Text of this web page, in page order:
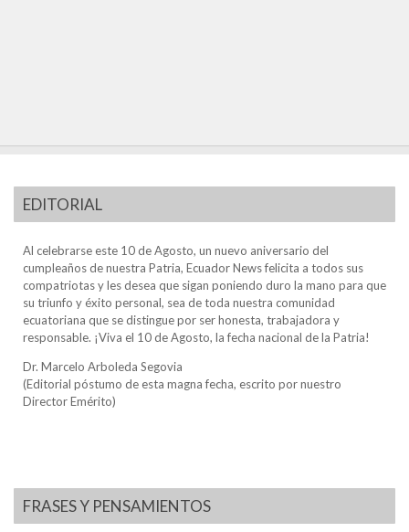
EDITORIAL
Al celebrarse este 10 de Agosto, un nuevo aniversario del
cumpleaños de nuestra Patria, Ecuador News felicita a todos sus
compatriotas y les desea que sigan poniendo duro la mano para que
su triunfo y éxito personal, sea de toda nuestra comunidad
ecuatoriana que se distingue por ser honesta, trabajadora y
responsable. ¡Viva el 10 de Agosto, la fecha nacional de la Patria!
Dr. Marcelo Arboleda Segovia
(Editorial póstumo de esta magna fecha, escrito por nuestro
Director Emérito)
FRASES Y PENSAMIENTOS